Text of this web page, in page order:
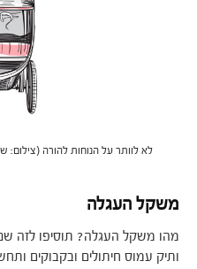
לא לוותר על הנוחות להורה (צילום:
משקל העגלה
מהו משקל העגלה? תוסיפו לזה
ותיק עמוס חיתולים ובקבוקים